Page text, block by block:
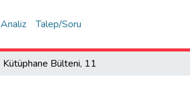
Analiz Talep/Soru
Kütüphane Bülteni, 11